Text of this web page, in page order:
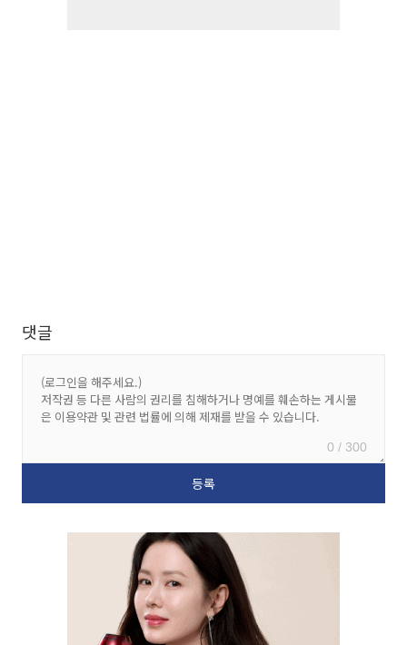
댓글
0 / 300